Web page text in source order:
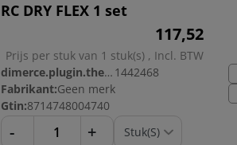
RC DRY FLEX 1 set
117,52
Prijs per stuk van 1 stuk(s) , Incl. BTW
dimerce.plugin.theme.productnr: 1442468
Fabrikant:Geen merk
Gtin:8714748004740
- +